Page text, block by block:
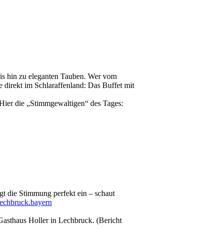
hin zu eleganten Tauben. Wer vom
direkt im Schlaraffenland: Das Buffet mit
die „Stimmgewaltigen“ des Tages:
die Stimmung perfekt ein – schaut
Holler in Lechbruck. (Bericht